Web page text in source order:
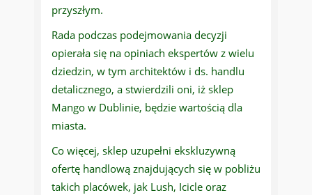
przyszłym.
Rada podczas podejmowania decyzji
opierała się na opiniach ekspertów z wielu
dziedzin, w tym architektów i ds. handlu
detalicznego, a stwierdzili oni, iż sklep
Mango w Dublinie, będzie wartością dla
miasta.
Co więcej, sklep uzupełni ekskluzywną
ofertę handlową znajdujących się w pobliżu
takich placówek, jak Lush, Icicle oraz